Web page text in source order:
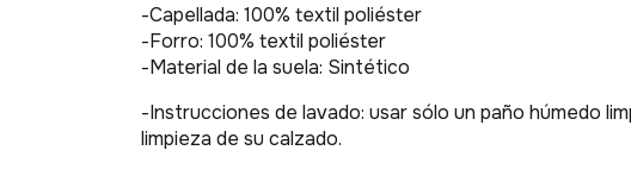
-Capellada: 100% textil poliéster
-Forro: 100% textil poliéster
-Material de la suela: Sintético
-Instrucciones de lavado: usar sólo un paño húmedo
limpieza de su calzado.